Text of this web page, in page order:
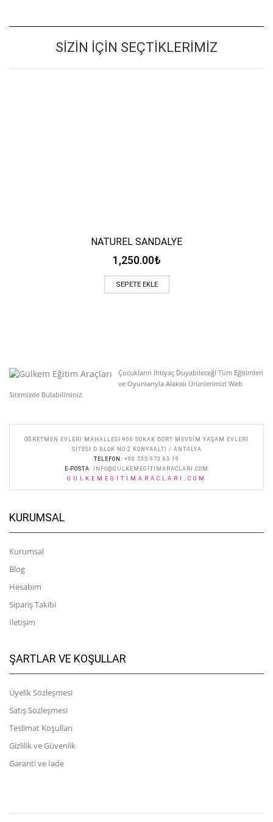
SIZIN İÇIN SEÇTIKLERIMIZ
NATUREL SANDALYE
1,250.00₺
SEPETE EKLE
Çocukların İhtiyaç Duyabileceği Tüm Eğitimleri
ve Oyunlarıyla Alakalı Ürünlerimizi Web
Sitemizde Bulabilirsiniz.
ÖĞRETMEN EVLERI MAHALLESI 906 SOKAK DÖRT MEVSIM YAŞAM EVLERI
SITESI D BLOK NO:2 KONYAALTI / ANTALYA
TELEFON : +90 535 973 63 19
E-POSTA:
INFO@GULKEMEGITIMARACLARI.COM
GULKEMEGITIMARACLARI.COM
KURUMSAL
Kurumsal
Blog
Hesabım
Sipariş Takibi
İletişim
ŞARTLAR VE KOŞULLAR
Üyelik Sözleşmesi
Satış Sözleşmesi
Teslimat Koşulları
Gizlilik ve Güvenlik
Garanti ve İade